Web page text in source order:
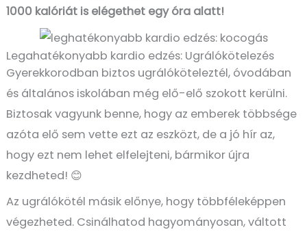
1000 kalóriát is elégethet egy óra alatt!
Legahatékonyabb kardio edzés: Ugrálókötelezés
Gyerekkorodban biztos ugrálóköteleztél, óvodában
és általános iskolában még elő-elő szokott kerülni.
Biztosak vagyunk benne, hogy az emberek többsége
azóta elő sem vette ezt az eszközt, de a jó hír az,
hogy ezt nem lehet elfelejteni, bármikor újra
kezdheted! 😊
Az ugrálókötél másik előnye, hogy többféleképpen
végezheted. Csinálhatod hagyományosan, váltott